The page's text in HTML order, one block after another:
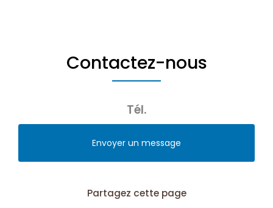
Contactez-nous
Tél.
Envoyer un message
Partagez cette page